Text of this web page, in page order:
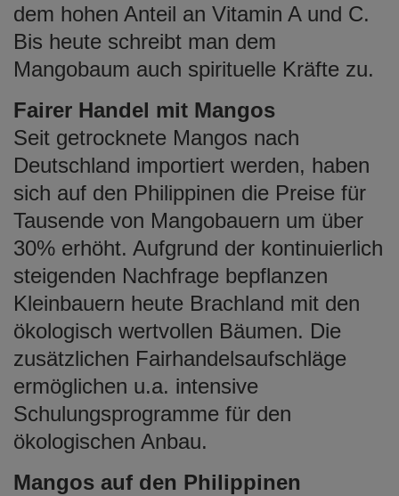
dem hohen Anteil an Vitamin A und C.
Bis heute schreibt man dem
Mangobaum auch spirituelle Kräfte zu.
Fairer Handel mit Mangos
Seit getrocknete Mangos nach
Deutschland importiert werden, haben
sich auf den Philippinen die Preise für
Tausende von Mangobauern um über
30% erhöht. Aufgrund der kontinuierlich
steigenden Nachfrage bepflanzen
Kleinbauern heute Brachland mit den
ökologisch wertvollen Bäumen. Die
zusätzlichen Fairhandelsaufschläge
ermöglichen u.a. intensive
Schulungsprogramme für den
ökologischen Anbau.
Mangos auf den Philippinen